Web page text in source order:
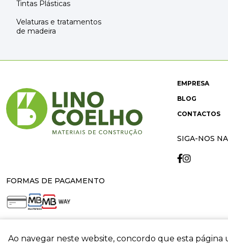
Tintas Plásticas
Velaturas e tratamentos
de madeira
Ao navegar neste website, concordo que esta
FORMAS DE PAGAMENTO
EMPRESA
BLOG
CONTACTOS
SIGA-NOS